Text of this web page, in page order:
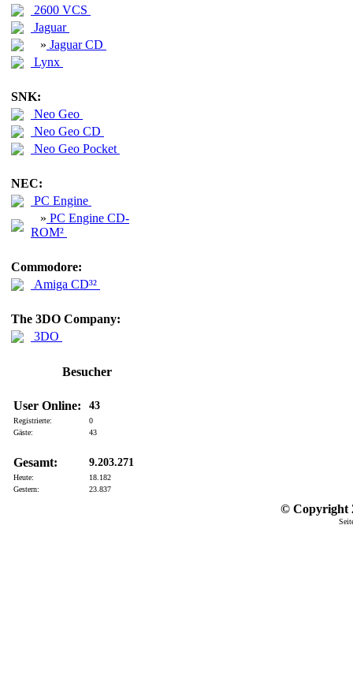
2600 VCS
Jaguar
» Jaguar CD
Lynx
SNK:
Neo Geo
Neo Geo CD
Neo Geo Pocket
NEC:
PC Engine
» PC Engine CD-
ROM²
Commodore:
Amiga CD³²
The 3DO Company:
3DO
Besucher
User Online: 43
Registrierte:
0
Gäste:
43
Gesamt: 9.203.271
Heute:
18.182
Gestern:
23.837
© Copyright